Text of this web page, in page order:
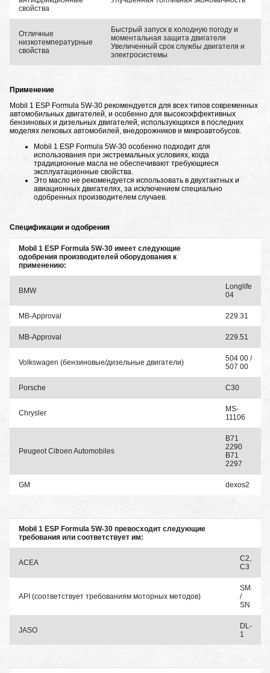
свойства
Отличные
низкотемпературные
свойства
Быстрый запуск в холодную погоду и
моментальная защита двигателя
Увеличенный срок службы двигателя и
электросистемы
Применение
Mobil 1 ESP Formula 5W-30 рекомендуется для всех типов современных
автомобильных двигателей, и особенно для высокоэффективных
бензиновых и дизельных двигателей, использующихся в последних
моделях легковых автомобилей, внедорожников и микроавтобусов.
Mobil 1 ESP Formula 5W-30 особенно подходит для
использования при экстремальных условиях, когда
традиционные масла не обеспечивают требующиеся
эксплуатационные свойства.
Это масло не рекомендуется использовать в двухтактных и
авиационных двигателях, за исключением специально
одобренных производителем случаев.
Спецификации и одобрения
Mobil 1 ESP Formula 5W-30 имеет следующие
одобрения производителей оборудования к
применению:
BMW
Longlife
04
MB-Approval 229.31
MB-Approval 229.51
Volkswagen (бензиновые/дизельные двигатели)
504 00 /
507 00
Porsche C30
Chrysler
MS-
11106
Peugeot Citroen Automobiles
B71
2290
B71
2297
GM dexos2
Mobil 1 ESP Formula 5W-30 превосходит следующие
требования или соответствует им:
ACEA
C2,
C3
API (соответствует требованиям моторных методов)
SM
/
SN
JASO
DL-
1